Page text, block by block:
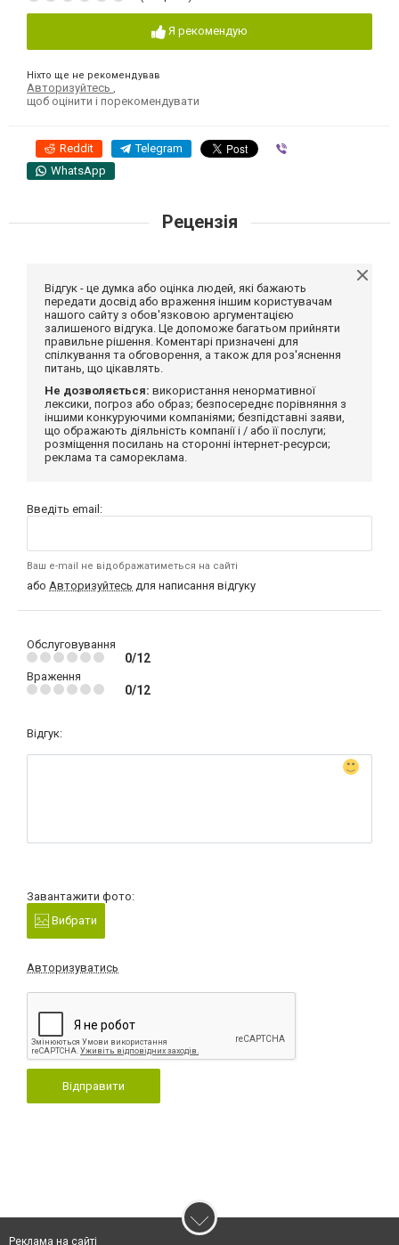
Я рекомендую
Ніхто ще не рекомендував
Авторизуйтесь
щоб оцінити і порекомендувати
Reddit Telegram
WhatsApp
Рецензія
Відгук - це думка або оцінка людей, які бажають
передати досвід або враження іншим користувачам
нашого сайту з обов'язковою аргументацією
залишеного відгука. Це допоможе багатьом прийняти
правильне рішення. Коментарі призначені для
спілкування та обговорення, а також для роз'яснення
питань, що цікавлять.
Не дозволяється: використання ненормативної
лексики, погроз або образ; безпосереднє порівняння з
іншими конкуруючими компаніями; безпідставні заяви,
що ображають діяльність компанії і / або її послуги;
розміщення посилань на сторонні інтернет-ресурси;
реклама та самореклама.
Введіть email:
Ваш e-mail не відображатиметься на сайті
або Авторизуйтесь для написання відгуку
Обслуговування
0/12
Враження
0/12
Відгук:
Завантажити фото:
Вибрати
Авторизуватись
Відправити
Реклама на сайті